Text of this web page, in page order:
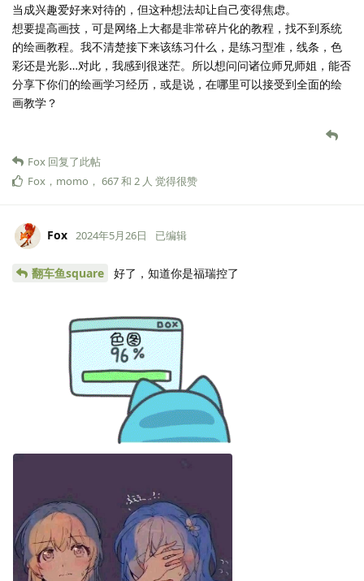
当成兴趣爱好来对待的，但这种想法却让自己变得焦虑。
想要提高画技，可是网络上大都是非常碎片化的教程，找不到系统
的绘画教程。我不清楚接下来该练习什么，是练习型准，线条，色
彩还是光影…对此，我感到很迷茫。所以想问问诸位师兄师姐，能否
分享下你们的绘画学习经历，或是说，在哪里可以接受到全面的绘
画教学？
Fox 回复了此帖
Fox ， momo ， 667和 2 人 觉得很赞
Fox 2024年5月26日 已编辑
翻车鱼square 好了，知道你是福瑞控了